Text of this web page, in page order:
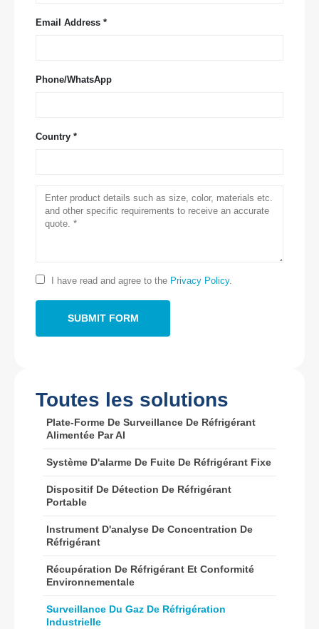
Toutes les solutions
Plate-Forme De Surveillance De Réfrigérant
Alimentée Par AI
Système D'alarme De Fuite De Réfrigérant Fixe
Dispositif De Détection De Réfrigérant
Portable
Instrument D'analyse De Concentration De
Réfrigérant
Récupération De Réfrigérant Et Conformité
Environnementale
Surveillance Du Gaz De Réfrigération
Industrielle
Email Address *
Phone/WhatsApp
Country *
I have read and agree to the Privacy Policy.
Contactez-nous
cece@winsensor.com
Wechat Whatsapp
Produits chauds
Capteur R290
Capteur R454B
Capteur R32
Capteur R410
Capteur R454B